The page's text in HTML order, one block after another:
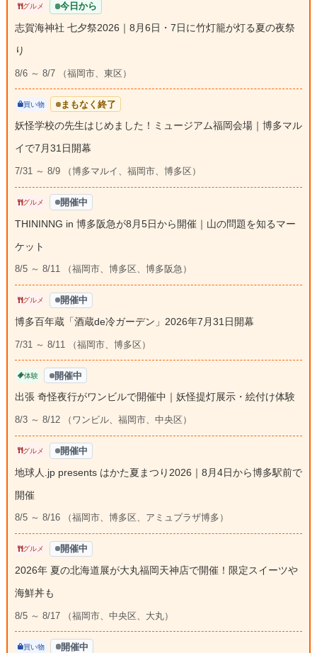
グルメ 今日から
志賀海神社 七夕祭2026｜8月6日・7日に竹灯籠が灯る夏の夜祭
り
8/6 ～ 8/7 （福岡市、東区）
買い物 まもなく終了
妖怪学校の先生はじめました！ミュージアム福岡会場｜博多マル
イで7月31日開幕
7/31 ～ 8/9 （博多マルイ、福岡市、博多区）
グルメ 開催中
THININNG in 博多阪急が8月5日から開催｜山の問題を知るマー
ケット
8/5 ～ 8/11 （福岡市、博多区、博多阪急）
グルメ 開催中
博多百年蔵「酒蔵de冷ガーデン」2026年7月31日開幕
7/31 ～ 8/11 （福岡市、博多区）
体験 開催中
出張 奇怪夜行がワンビルで開催中｜妖怪提灯展示・絵付け体験
8/3 ～ 8/12 （ワンビル、福岡市、中央区）
グルメ 開催中
地球人.jp presents はかた夏まつり2026｜8月4日から博多駅前で
開催
8/5 ～ 8/16 （福岡市、博多区、アミュプラザ博多）
グルメ 開催中
2026年 夏の北海道展が大丸福岡天神店で開催！限定スイーツや
海鮮丼も
8/5 ～ 8/17 （福岡市、中央区、大丸）
買い物 開催中